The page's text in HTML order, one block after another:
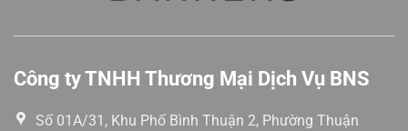
Công ty TNHH Thương Mại Dịch Vụ BNS
Số 01A/31, Khu Phố Bình Thuận 2, Phường Thuận